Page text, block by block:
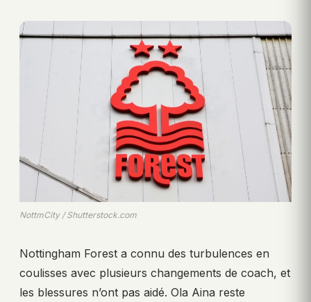
NottmCity / Shutterstock.com
Nottingham Forest a connu des turbulences en
coulisses avec plusieurs changements de coach, et
les blessures n’ont pas aidé. Ola Aina reste